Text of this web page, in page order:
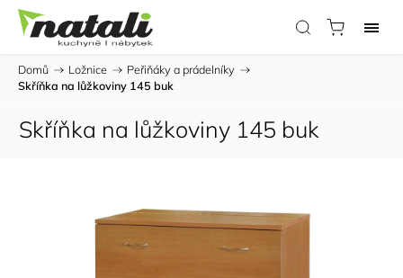
Domů / Ložnice / Peřiňáky a prádelníky /
Skříňka na lůžkoviny 145 buk
Skříňka na lůžkoviny 145 buk